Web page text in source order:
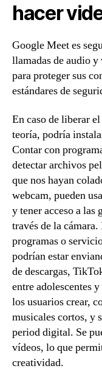
hacer
Google Meet es
llamadas de audio
para proteger sus
estándares de
En caso de liberar
teoría, podría
Contar con
detectar archivos
que nos hayan
webcam, pueden
y tener acceso a las
través de la
programas o
podrían estar
de descargas,
entre adolescentes
los usuarios crear,
musicales cortos, y
period digital. Se
vídeos, lo que
creatividad.